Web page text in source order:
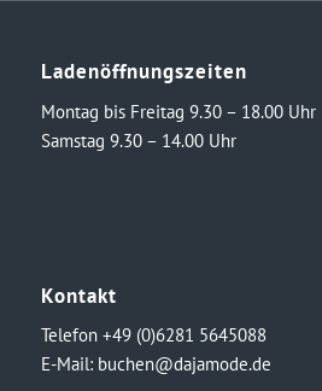
Ladenöffnungszeiten
Montag bis Freitag 9.30 – 18.00 Uhr
Samstag 9.30 – 14.00 Uhr
Kontakt
Telefon +49 (0)6281 5645088
E-Mail: buchen@dajamode.de